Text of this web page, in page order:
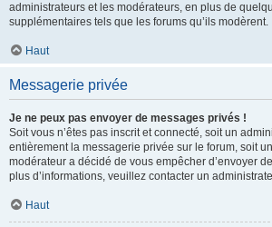
administrateurs et les modérateurs, en plus de
supplémentaires tels que les forums qu’ils modèrent.
Haut
Messagerie privée
Je ne peux pas envoyer de messages privés !
Soit vous n’êtes pas inscrit et connecté, soit un
entièrement la messagerie privée sur le forum, soit
modérateur a décidé de vous empêcher d’envoyer
plus d’informations, veuillez contacter un
Haut